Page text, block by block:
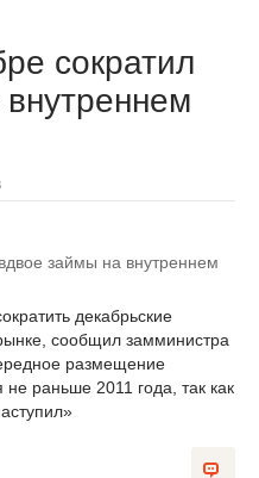
сократил
декабрьские
сообщил замминистра
размещение
не раньше 2011 года, так как